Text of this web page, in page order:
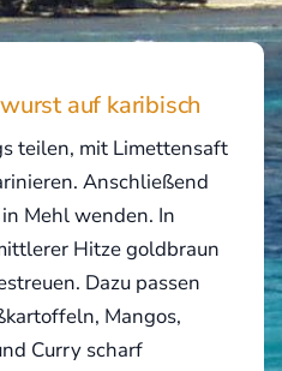
auf karibisch
teilen, mit Limettensaft
Anschließend
Mehl wenden. In
Hitze goldbraun
Dazu passen
Mangos,
Curry scharf